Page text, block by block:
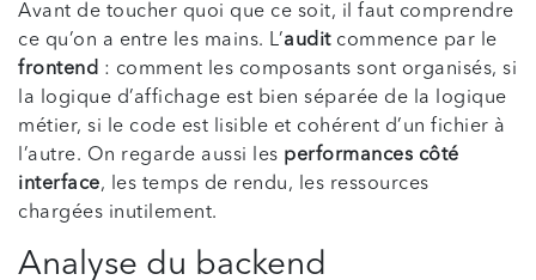
Avant de toucher quoi que ce soit, il faut comprendre
ce qu’on a entre les mains. L’auditcommence par le
frontend : comment les composants sont organisés, si
la logique d’affichage est bien séparée de la logique
métier, si le code est lisible et cohérent d’un fichier à
l’autre. On regarde aussi les performances côté
interface, les temps de rendu, les ressources
chargées inutilement.
Analyse du backend